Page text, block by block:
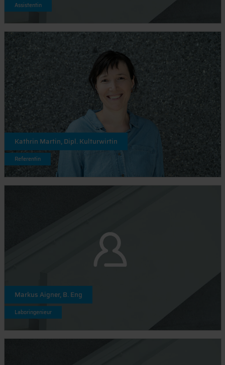
Assistentin
Kathrin Martin, Dipl. Kulturwirtin
Referentin
Markus Aigner, B. Eng
Laboringenieur